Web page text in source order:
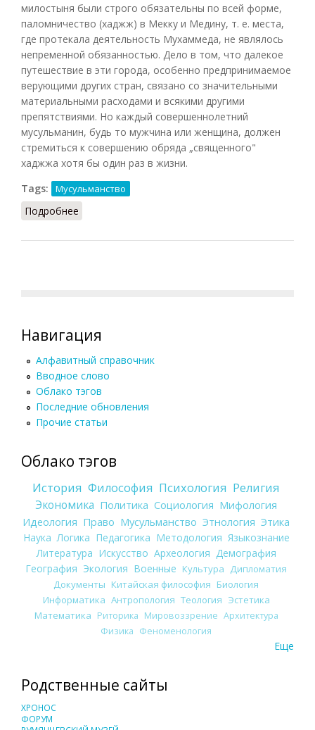
милостыня были строго обязательны по всей форме,
паломничество (хаджж) в Мекку и Медину, т. е. места,
где протекала деятельность Мухаммеда, не являлось
непременной обязанностью. Дело в том, что далекое
путешествие в эти города, особенно предпринимаемое
верующими других стран, связано со значительными
материальными расходами и всякими другими
препятствиями. Но каждый совершеннолетний
мусульманин, будь то мужчина или женщина, должен
стремиться к совершению обряда „священного"
хаджжа хотя бы один раз в жизни.
Tags:
Мусульманство
Подробнее
Навигация
Алфавитный справочник
Вводное слово
Облако тэгов
Последние обновления
Прочие статьи
Облако тэгов
История Философия Психология Религия
Экономика Политика Социология Мифология
Идеология Право Мусульманство Этнология Этика
Наука Логика Педагогика Методология Языкознание
Литература Искусство Археология Демография
География Экология Военные Культура
Дипломатия
Документы Китайская философия Биология
Информатика Антропология Теология Эстетика
Математика Риторика Мировоззрение Архитектура
Физика Феноменология
Еще
Родственные сайты
ХРОНОС
ФОРУМ